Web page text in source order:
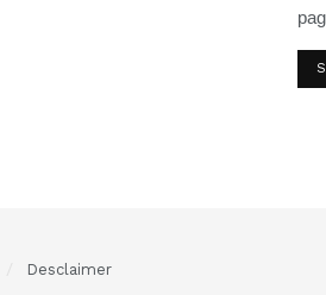
Desclaimer